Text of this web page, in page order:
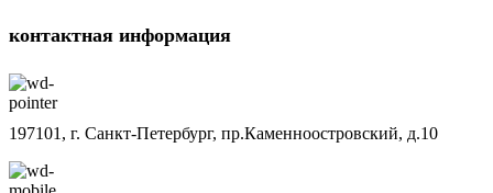
контактная информация
197101, г. Санкт-Петербург, пр.Каменноостровский, д.10